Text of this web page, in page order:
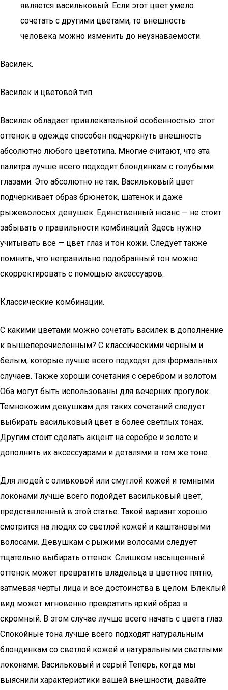
является васильковый. Если этот цвет умело
сочетать с другими цветами, то внешность
человека можно изменить до неузнаваемости.
Василек.
Василек и цветовой тип.
Василек обладает привлекательной особенностью: этот
оттенок в одежде способен подчеркнуть внешность
абсолютно любого цветотипа. Многие считают, что эта
палитра лучше всего подходит блондинкам с голубыми
глазами. Это абсолютно не так. Васильковый цвет
подчеркивает образ брюнеток, шатенок и даже
рыжеволосых девушек. Единственный нюанс — не стоит
забывать о правильности комбинаций. Здесь нужно
учитывать все — цвет глаз и тон кожи. Следует также
помнить, что неправильно подобранный тон можно
скорректировать с помощью аксессуаров.
Классические комбинации.
С какими цветами можно сочетать василек в дополнение
к вышеперечисленным? С классическими черным и
белым, которые лучше всего подходят для формальных
случаев. Также хороши сочетания с серебром и золотом.
Оба могут быть использованы для вечерних прогулок.
Темнокожим девушкам для таких сочетаний следует
выбирать васильковый цвет в более светлых тонах.
Другим стоит сделать акцент на серебре и золоте и
дополнить их аксессуарами и деталями в том же тоне.
Для людей с оливковой или смуглой кожей и темными
локонами лучше всего подойдет васильковый цвет,
представленный в этой статье. Такой вариант хорошо
смотрится на людях со светлой кожей и каштановыми
волосами. Девушкам с рыжими волосами следует
тщательно выбирать оттенок. Слишком насыщенный
оттенок может превратить владельца в цветное пятно,
затмевая черты лица и все достоинства в целом. Блеклый
вид может мгновенно превратить яркий образ в
скромный. В этом случае лучше всего начать с цвета глаз.
Спокойные тона лучше всего подходят натуральным
блондинкам со светлой кожей и натуральными светлыми
локонами. Васильковый и серый Теперь, когда мы
выяснили характеристики вашей внешности, давайте